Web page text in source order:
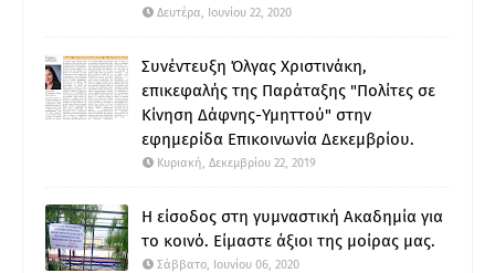
Δευτέρα, Ιουνίου 22, 2020
Συνέντευξη Όλγας Χριστινάκη,
επικεφαλής της Παράταξης "Πολίτες σε
Κίνηση Δάφνης-Υμηττού" στην
εφημερίδα Επικοινωνία Δεκεμβρίου.
Κυριακή, Δεκεμβρίου 22, 2019
Η είσοδος στη γυμναστική Ακαδημία για
το κοινό. Είμαστε άξιοι της μοίρας μας.
Σάββατο, Ιουνίου 06, 2020